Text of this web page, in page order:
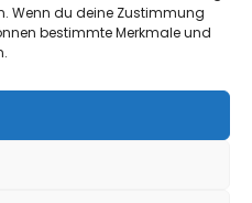
Wenn du deine Zustimmung
bestimmte Merkmale und
402 2605
8824 5255